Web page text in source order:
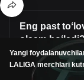
Eng past
olsam
strategik savdo
ekanligini
Yangi
LALIGA merchlari